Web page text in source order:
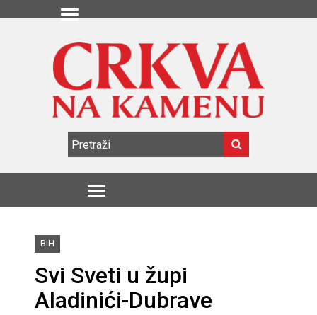
BiH
Svi Sveti u župi
Aladinići-Dubrave